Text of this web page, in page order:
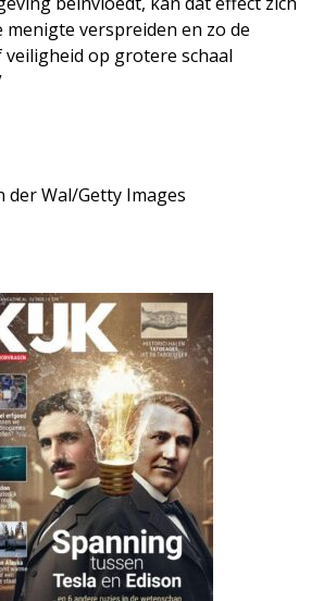
menigte verspreiden en zo de
op grotere schaal
der Wal/Getty Images